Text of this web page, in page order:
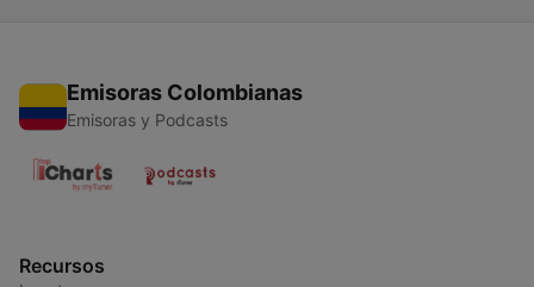
Emisoras Colombianas
Emisoras y Podcasts
Recursos